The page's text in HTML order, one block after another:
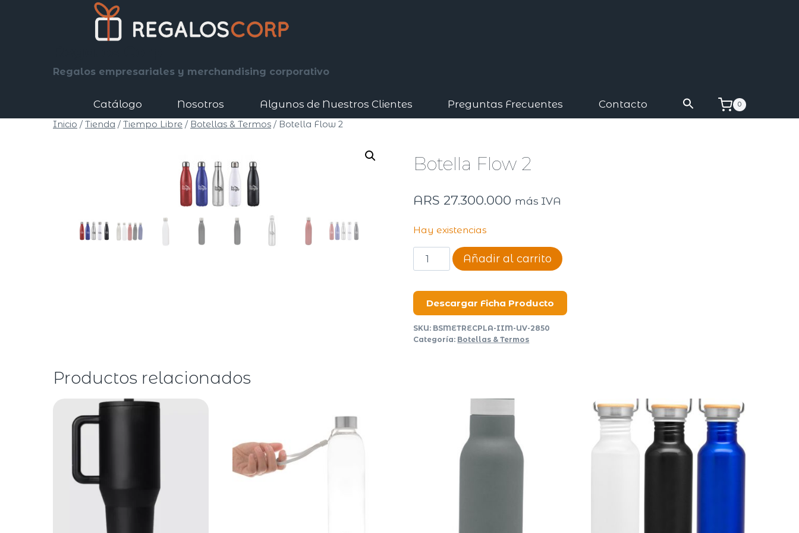
Regalos empresariales y merchandising corporativo
Catálogo Nosotros Algunos de Nuestros Clientes Preguntas Frecuentes Contacto 0
Inicio / Tienda / Tiempo Libre / Botellas & Termos / Botella Flow 2
Botella Flow 2
ARS 27.300.000 más IVA
Hay existencias
Botella
Flow
cantidad
Añadir al carrito
Descargar Ficha Producto
SKU: BSMETRECPLA-IIM-UV-2850
Categoría: Botellas & Termos
Productos relacionados